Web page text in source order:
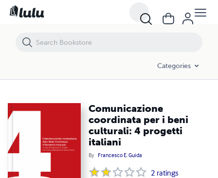
Categories
Comunicazione
coordinata per i beni
culturali: 4 progetti
italiani
By Francesco E. Guida
2 ratings
Comunicazione coordinata per i beni culturali: 4 progetti italiani